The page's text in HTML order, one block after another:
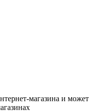
магазина и может